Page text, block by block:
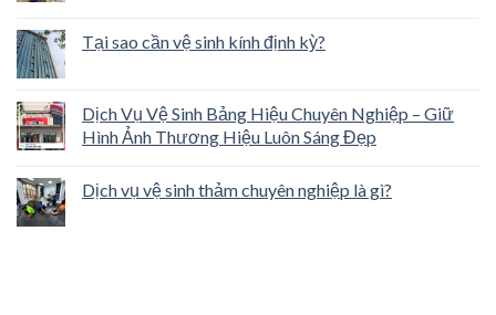
Tại sao cần vệ sinh kính định kỳ?
Dịch Vụ Vệ Sinh Bảng Hiệu Chuyên Nghiệp – Giữ
Hình Ảnh Thương Hiệu Luôn Sáng Đẹp
Dịch vụ vệ sinh thảm chuyên nghiệp là gì?